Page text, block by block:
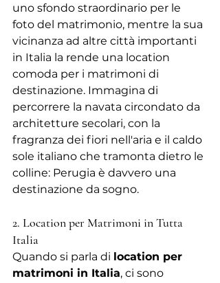
uno sfondo straordinario per le
foto del matrimonio, mentre la sua
vicinanza ad altre città importanti
in Italia la rende una location
comoda per i matrimoni di
destinazione. Immagina di
percorrere la navata circondato da
architetture secolari, con la
fragranza dei fiori nell'aria e il caldo
sole italiano che tramonta dietro le
colline: Perugia è davvero una
destinazione da sogno.
2. Location per Matrimoni in Tutta
Italia
Quando si parla di location per
matrimoni in Italia, ci sono